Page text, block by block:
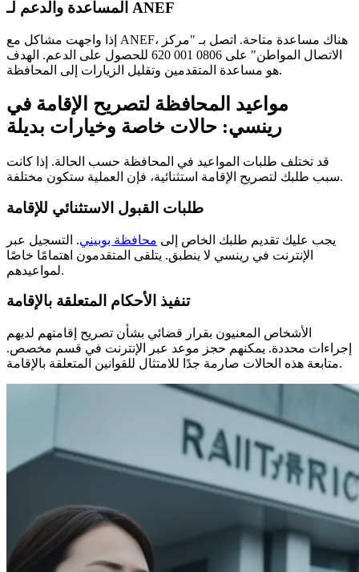
المساعدة والدعم لـ ANEF
إذا واجهت مشاكل مع ANEF، هناك مساعدة متاحة. اتصل بـ "مركز
الاتصال المواطن" على 0806 001 620 للحصول على الدعم. الهدف
هو مساعدة المتقدمين وتقليل الزيارات إلى المحافظة.
مواعيد المحافظة لتصريح الإقامة في
رينسي: حالات خاصة وخيارات بديلة
قد تختلف طلبات المواعيد في المحافظة حسب الحالة. إذا كانت
سبب طلبك لتصريح الإقامة استثنائية، فإن العملية ستكون مختلفة.
طلبات القبول الاستثنائي للإقامة
يجب عليك تقديم طلبك الخاص إلى محافظة بوبيني. التسجيل عبر
الإنترنت في رينسي لا ينطبق. يتلقى المتقدمون اهتمامًا خاصًا
لمواعيدهم.
تنفيذ الأحكام المتعلقة بالإقامة
الأشخاص المعنيون بقرار قضائي بشأن تصريح إقامتهم لديهم
إجراءات محددة. يمكنهم حجز موعد عبر الإنترنت في قسم مخصص.
متابعة هذه الحالات صارمة جدًا للامتثال للقوانين المتعلقة بالإقامة.